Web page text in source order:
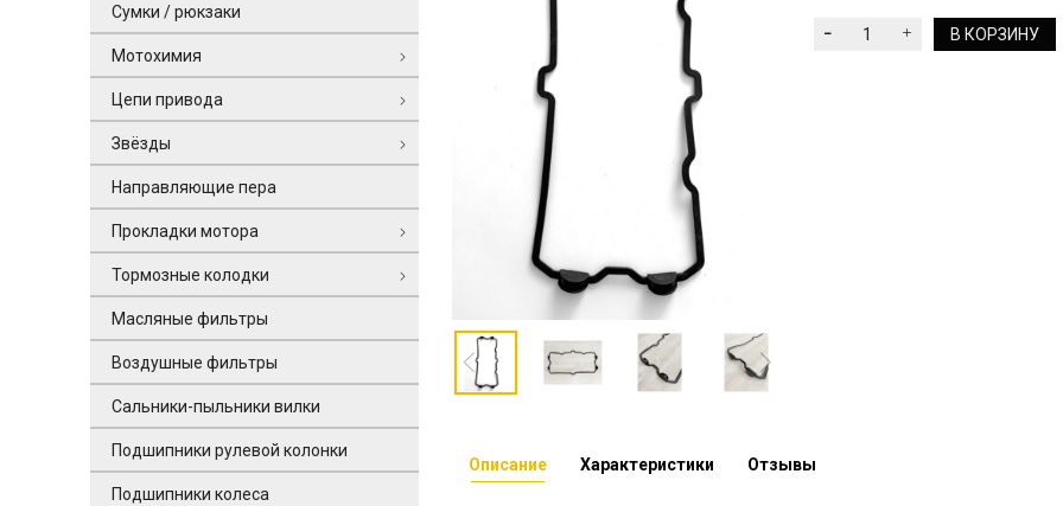
В КОРЗИНУ
Описание Характеристики Отзывы
Сумки / рюкзаки
Мотохимия
Цепи привода
Звёзды
Направляющие пера
Прокладки мотора
Тормозные колодки
Масляные фильтры
Воздушные фильтры
Сальники-пыльники вилки
Подшипники рулевой колонки
Подшипники колеса